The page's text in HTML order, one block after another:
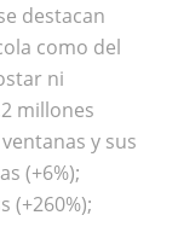
destacan
como del
ni
millones
y sus
(+6%);
(+260%);